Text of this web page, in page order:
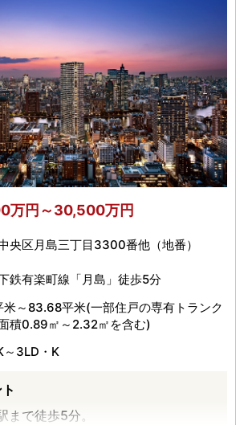
万円～30,500万円
央区月島三丁目3300番他（地番）
鉄有楽町線「月島」徒歩5分
米～83.68平米(一部住戸の専有トランク
積0.89㎡～2.32㎡を含む)
～3LD・K
まで徒歩5分。